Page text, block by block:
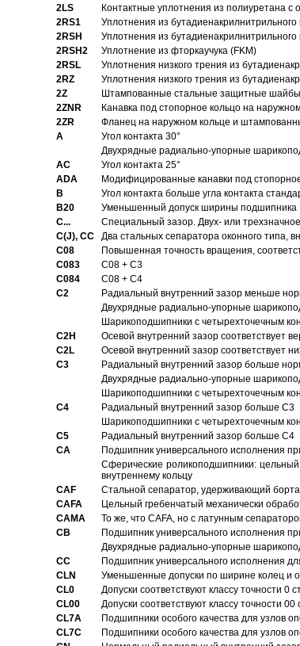
2LS
Контактные уплотнения из полиуретана с
2RS1
Уплотнения из
2RSH
Уплотнения из
2RSH2
Уплотнение из фторкаучука (FKM)
2RSL
Уплотнения низкого трения из
2RZ
Уплотнения низкого трения из
2Z
Штампованные стальные защитные
2ZNR
Канавка под стопорное кольцо на
2ZR
Фланец на наружном кольце и
A
Угол контакта 30°
Двухрядные радиально-упорные
AC
Угол контакта 25°
ADA
Модифицированные канавки под
B
Угол контакта больше угла контакта
B20
Уменьшенный допуск ширины подшипника
C...
Специальный зазор. Двух- или
C(J), CC
Два стальных сепаратора оконного типа,
C08
Повышенная точность вращения,
C083
C08 + C3
C084
C08 + C4
C2
Pадиальный внутренний зазор меньше
Двухрядные радиально-упорные
Шарикоподшипники с четырехточечным
C2H
Осевой внутренний зазор соответствует
C2L
Осевой внутренний зазор соответствует
C3
Pадиальный внутренний зазор больше
Двухрядные радиально-упорные
Шарикоподшипники с четырехточечным
C4
Pадиальный внутренний зазор больше C3
Шарикоподшипники с четырехточечным
C5
Pадиальный внутренний зазор больше C4
CA
Подшипник универсального исполнения
Сферические роликоподшипники:
внутреннему кольцу
CAF
Стальной сепаратор, удерживающий
CAFA
Цельный гребенчатый механически
CAMA
То же, что CAFA, но с латунным
CB
Подшипник универсального исполнения
Двухрядные радиально-упорные
CC
Подшипник универсального исполнения
CLN
Уменьшенные допуски по ширине колец и
CL0
Допуски соответствуют классу точности
CL00
Допуски соответствуют классу точности
CL7A
Подшипники особого качества для узлов
CL7C
Подшипники особого качества для узлов